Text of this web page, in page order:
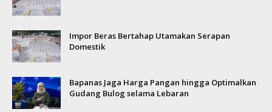
Impor Beras Bertahap Utamakan Serapan
Domestik
Bapanas Jaga Harga Pangan hingga Optimalkan
Gudang Bulog selama Lebaran